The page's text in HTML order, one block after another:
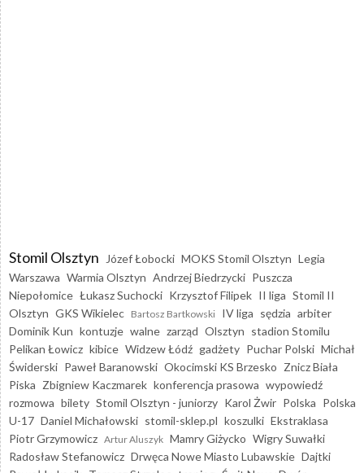
Stomil Olsztyn Józef Łobocki MOKS Stomil Olsztyn Legia
Warszawa Warmia Olsztyn Andrzej Biedrzycki Puszcza
Niepołomice Łukasz Suchocki Krzysztof Filipek II liga Stomil II
Olsztyn GKS Wikielec Bartosz Bartkowski IV liga sędzia arbiter
Dominik Kun kontuzje walne zarząd Olsztyn stadion Stomilu
Pelikan Łowicz kibice Widzew Łódź gadżety Puchar Polski Michał
Świderski Paweł Baranowski Okocimski KS Brzesko Znicz Biała
Piska Zbigniew Kaczmarek konferencja prasowa wypowiedź
rozmowa bilety Stomil Olsztyn - juniorzy Karol Żwir Polska Polska
U-17 Daniel Michałowski stomil-sklep.pl koszulki Ekstraklasa
Piotr Grzymowicz Artur Aluszyk Mamry Giżycko Wigry Suwałki
Radosław Stefanowicz Drwęca Nowe Miasto Lubawskie Dajtki